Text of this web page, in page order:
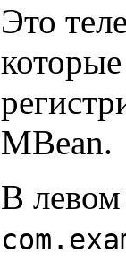
Это
MBean.
В